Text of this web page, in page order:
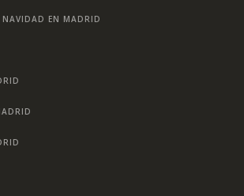
NAVIDAD EN MADRID